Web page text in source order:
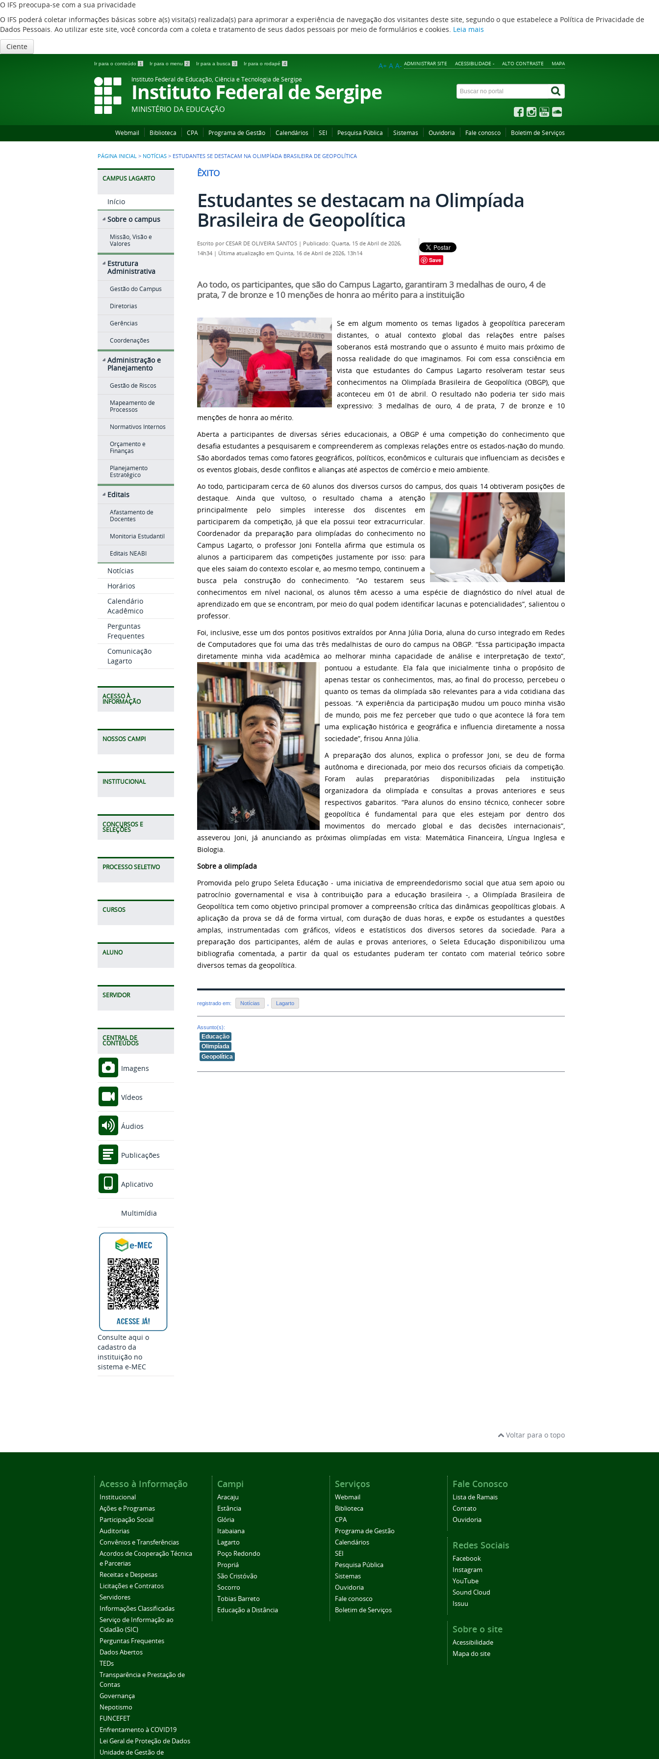
O IFS preocupa-se com a sua privacidade
O IFS poderá coletar informações básicas sobre a(s) visita(s) realizada(s) para aprimorar a experiência de navegação dos visitantes deste site, segundo o que estabelece a Política de Privacidade de
Dados Pessoais. Ao utilizar este site, você concorda com a coleta e tratamento de seus dados pessoais por meio de formulários e cookies. Leia mais
Ciente
Ir para o conteúdo 1 Ir para o menu 2 Ir para a busca 3 Ir para o rodapé 4 ADMINISTRAR SITE ACESSIBILIDADE - ALTO CONTRASTE MAPA
A+ A A-
Instituto Federal de Educação, Ciência e Tecnologia de Sergipe
Instituto Federal de Sergipe
MINISTÉRIO DA EDUCAÇÃO
Webmail Biblioteca CPA Programa de Gestão Calendários SEI Pesquisa Pública Sistemas Ouvidoria Fale conosco Boletim de Serviços
PÁGINA INICIAL > NOTÍCIAS > ESTUDANTES SE DESTACAM NA OLIMPÍADA BRASILEIRA DE GEOPOLÍTICA
CAMPUS LAGARTO
Início
Sobre o campus
Missão, Visão e
Valores
Estrutura
Administrativa
Gestão do Campus
Diretorias
Gerências
Coordenações
Administração e
Planejamento
Gestão de Riscos
Mapeamento de
Processos
Normativos Internos
Orçamento e
Finanças
Planejamento
Estratégico
Editais
Afastamento de
Docentes
Monitoria Estudantil
Editais NEABI
Notícias
Horários
Calendário
Acadêmico
Perguntas
Frequentes
Comunicação
Lagarto
ACESSO À
INFORMAÇÃO
NOSSOS CAMPI
INSTITUCIONAL
CONCURSOS E
SELEÇÕES
PROCESSO SELETIVO
CURSOS
ALUNO
SERVIDOR
CENTRAL DE
CONTEÚDOS
Imagens
Vídeos
Áudios
Publicações
Aplicativo
Multimídia
Consulte aqui o
cadastro da
instituição no
sistema e-MEC
ÊXITO
Estudantes se destacam na Olimpíada
Brasileira de Geopolítica
Escrito porCESAR DE OLIVEIRA SANTOS | Publicado: Quarta, 15 de Abril de 2026,
14h34 | Última atualização em Quinta, 16 de Abril de 2026, 13h14
Save
Ao todo, os participantes, que são do Campus Lagarto, garantiram 3 medalhas de ouro, 4 de
prata, 7 de bronze e 10 menções de honra ao mérito para a instituição
Se em algum momento os temas ligados à geopolítica pareceram
distantes, o atual contexto global das relações entre países
soberanos está mostrando que o assunto é muito mais próximo de
nossa realidade do que imaginamos. Foi com essa consciência em
vista que estudantes do Campus Lagarto resolveram testar seus
conhecimentos na Olimpíada Brasileira de Geopolítica (OBGP), que
aconteceu em 01 de abril. O resultado não poderia ter sido mais
expressivo: 3 medalhas de ouro, 4 de prata, 7 de bronze e 10
menções de honra ao mérito.
Aberta a participantes de diversas séries educacionais, a OBGP é uma competição do conhecimento que
desafia estudantes a pesquisarem e compreenderem as complexas relações entre os estados-nação do mundo.
São abordados temas como fatores geográficos, políticos, econômicos e culturais que influenciam as decisões e
os eventos globais, desde conflitos e alianças até aspectos de comércio e meio ambiente.
Ao todo, participaram cerca de 60 alunos dos diversos cursos do campus, dos quais 14 obtiveram posições de
destaque. Ainda que vultoso, o resultado chama a atenção
principalmente pelo simples interesse dos discentes em
participarem da competição, já que ela possui teor extracurricular.
Coordenador da preparação para olimpíadas do conhecimento no
Campus Lagarto, o professor Joni Fontella afirma que estimula os
alunos a participarem das competições justamente por isso: para
que eles saiam do contexto escolar e, ao mesmo tempo, continuem a
busca pela construção do conhecimento. “Ao testarem seus
conhecimentos em nível nacional, os alunos têm acesso a uma espécie de diagnóstico do nível atual de
aprendizado em que se encontram, por meio do qual podem identificar lacunas e potencialidades”, salientou o
professor.
Foi, inclusive, esse um dos pontos positivos extraídos por Anna Júlia Doria, aluna do curso integrado em Redes
de Computadores que foi uma das três medalhistas de ouro do campus na OBGP. “Essa participação impacta
diretamente minha vida acadêmica ao melhorar minha capacidade de análise e interpretação de texto”,
pontuou a estudante. Ela fala que inicialmente tinha o propósito de
apenas testar os conhecimentos, mas, ao final do processo, percebeu o
quanto os temas da olimpíada são relevantes para a vida cotidiana das
pessoas. “A experiência da participação mudou um pouco minha visão
de mundo, pois me fez perceber que tudo o que acontece lá fora tem
uma explicação histórica e geográfica e influencia diretamente a nossa
sociedade”, frisou Anna Júlia.
A preparação dos alunos, explica o professor Joni, se deu de forma
autônoma e direcionada, por meio dos recursos oficiais da competição.
Foram aulas preparatórias disponibilizadas pela instituição
organizadora da olimpíada e consultas a provas anteriores e seus
respectivos gabaritos. “Para alunos do ensino técnico, conhecer sobre
geopolítica é fundamental para que eles estejam por dentro dos
movimentos do mercado global e das decisões internacionais”,
asseverou Joni, já anunciando as próximas olimpíadas em vista: Matemática Financeira, Língua Inglesa e
Biologia.
Sobre a olimpíada
Promovida pelo grupo Seleta Educação - uma iniciativa de empreendedorismo social que atua sem apoio ou
patrocínio governamental e visa à contribuição para a educação brasileira -, a Olimpíada Brasileira de
Geopolítica tem como objetivo principal promover a compreensão crítica das dinâmicas geopolíticas globais. A
aplicação da prova se dá de forma virtual, com duração de duas horas, e expõe os estudantes a questões
amplas, instrumentadas com gráficos, vídeos e estatísticos dos diversos setores da sociedade. Para a
preparação dos participantes, além de aulas e provas anteriores, o Seleta Educação disponibilizou uma
bibliografia comentada, a partir da qual os estudantes puderam ter contato com material teórico sobre
diversos temas da geopolítica.
registrado em: Notícias Lagarto
Assunto(s):
Educação
Olimpíada
Geopolítica
Voltar para o topo
Acesso à Informação
Institucional
Ações e Programas
Participação Social
Auditorias
Convênios e Transferências
Acordos de Cooperação Técnica
e Parcerias
Receitas e Despesas
Licitações e Contratos
Servidores
Informações Classificadas
Serviço de Informação ao
Cidadão (SIC)
Perguntas Frequentes
Dados Abertos
TEDs
Transparência e Prestação de
Contas
Governança
Nepotismo
FUNCEFET
Enfrentamento à COVID19
Lei Geral de Proteção de Dados
Unidade de Gestão de
Campi
Aracaju
Estância
Glória
Itabaiana
Lagarto
Poço Redondo
Propriá
São Cristóvão
Socorro
Tobias Barreto
Educação a Distância
Serviços
Webmail
Biblioteca
CPA
Programa de Gestão
Calendários
SEI
Pesquisa Pública
Sistemas
Ouvidoria
Fale conosco
Boletim de Serviços
Fale Conosco
Lista de Ramais
Contato
Ouvidoria
Redes Sociais
Facebook
Instagram
YouTube
Sound Cloud
Issuu
Sobre o site
Acessibilidade
Mapa do site